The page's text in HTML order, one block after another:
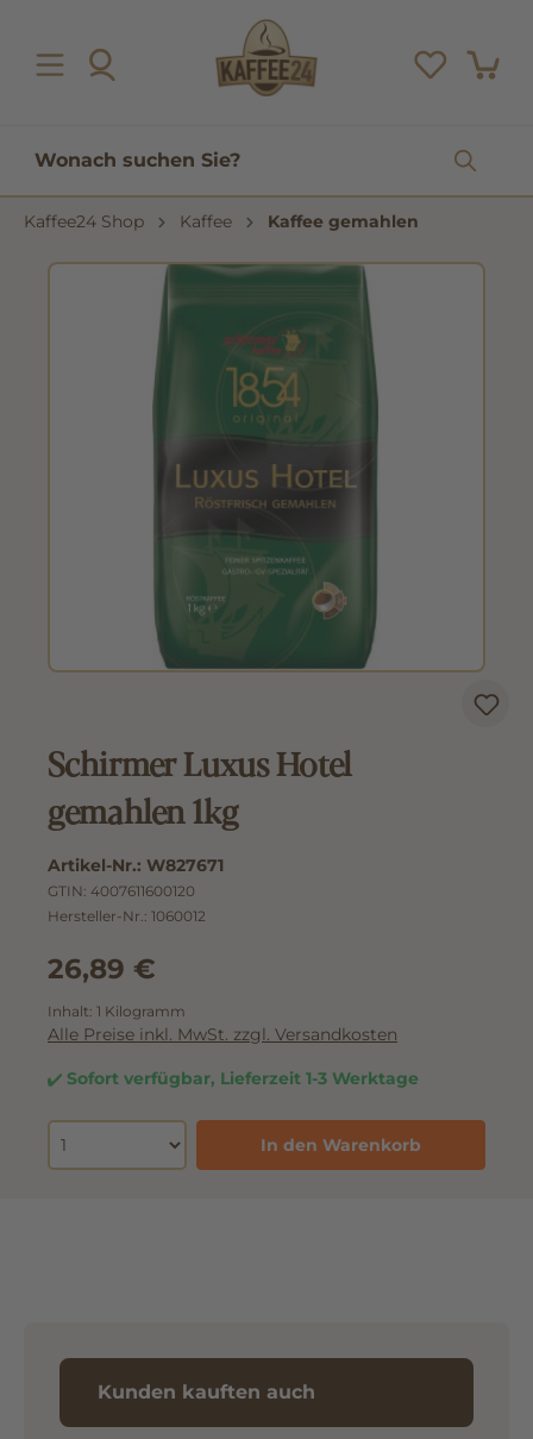
Kaffee24 Shop Kaffee Kaffee gemahlen
Schirmer Luxus Hotel
gemahlen 1kg
Artikel-Nr.: W827671
GTIN: 4007611600120
Hersteller-Nr.: 1060012
26,89 €
Inhalt: 1 Kilogramm
Alle Preise inkl. MwSt. zzgl. Versandkosten
Sofort verfügbar, Lieferzeit 1-3 Werktage
In den Warenkorb
Kunden kauften auch